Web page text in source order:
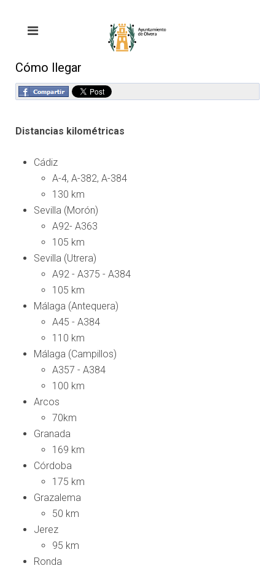
Cómo llegar
Distancias kilométricas
Cádiz
A-4, A-382, A-384
130 km
Sevilla (Morón)
A92- A363
105 km
Sevilla (Utrera)
A92 - A375 - A384
105 km
Málaga (Antequera)
A45 - A384
110 km
Málaga (Campillos)
A357 - A384
100 km
Arcos
70km
Granada
169 km
Córdoba
175 km
Grazalema
50 km
Jerez
95 km
Ronda